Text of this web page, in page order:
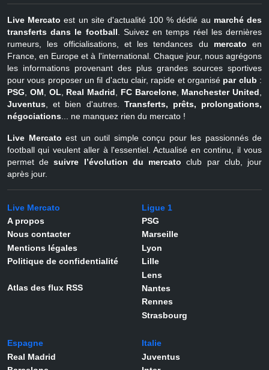
Live Mercato est un site d'actualité 100 % dédié au marché des
transferts dans le football. Suivez en temps réel les dernières
rumeurs, les officialisations, et les tendances du mercato en
France, en Europe et à l'international. Chaque jour, nous agrégons
les informations provenant des plus grandes sources sportives
pour vous proposer un fil d'actu clair, rapide et organisé par club :
PSG, OM, OL, Real Madrid, FC Barcelone, Manchester United,
Juventus, et bien d'autres. Transferts, prêts, prolongations,
négociations... ne manquez rien du mercato !
Live Mercato est un outil simple conçu pour les passionnés de
football qui veulent aller à l'essentiel. Actualisé en continu, il vous
permet desuivre l’évolution du mercato club par club, jour
après jour.
Live Mercato
A propos
Nous contacter
Mentions légales
Politique de confidentialité
Atlas des flux RSS
Ligue 1
PSG
Marseille
Lyon
Lille
Lens
Nantes
Rennes
Strasbourg
Espagne
Real Madrid
Italie
Juventus